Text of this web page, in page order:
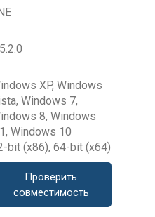
XP, Windows
Windows 7,
8, Windows
Windows 10
bit (x86), 64-bit (x64)
Проверить
совместимость